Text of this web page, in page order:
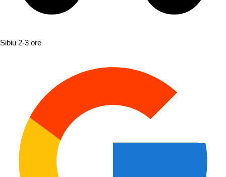
Sibiu 2-3 ore